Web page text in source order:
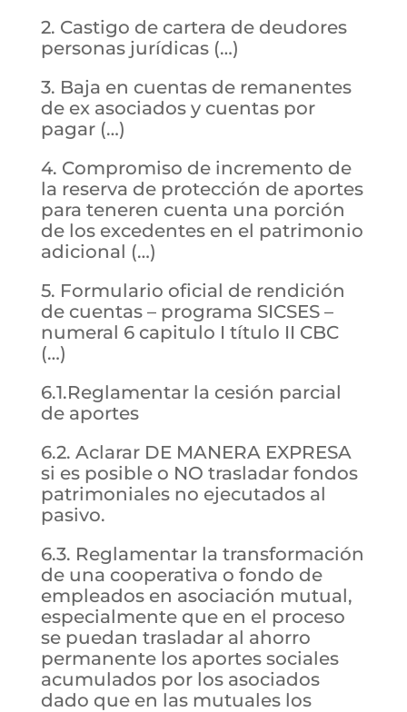
2. Castigo de cartera de deudores
personas jurídicas (…)
3. Baja en cuentas de remanentes
de ex asociados y cuentas por
pagar (…)
4. Compromiso de incremento de
la reserva de protección de aportes
para teneren cuenta una porción
de los excedentes en el patrimonio
adicional (…)
5. Formulario oficial de rendición
de cuentas – programa SICSES –
numeral 6 capitulo I título II CBC
(…)
6.1.Reglamentar la cesión parcial
de aportes
6.2. Aclarar DE MANERA EXPRESA
si es posible o NO trasladar fondos
patrimoniales no ejecutados al
pasivo.
6.3. Reglamentar la transformación
de una cooperativa o fondo de
empleados en asociación mutual,
especialmente que en el proceso
se puedan trasladar al ahorro
permanente los aportes sociales
acumulados por los asociados
dado que en las mutuales los